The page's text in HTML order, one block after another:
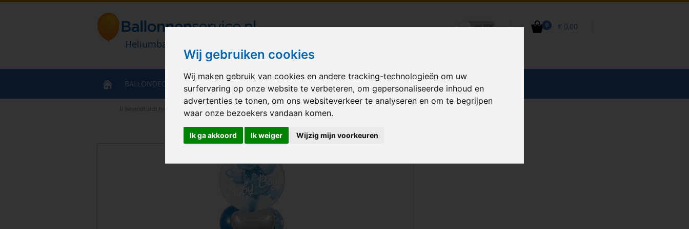
Wij gebruiken cookies
Wij maken gebruik van cookies en andere tracking-technologieën om uw
surfervaring op onze website te verbeteren, om gepersonaliseerde inhoud en
advertenties te tonen, om ons websiteverkeer te analyseren en om te begrijpen
waar onze bezoekers vandaan komen.
Ik ga akkoord Ik weiger Wijzig mijn voorkeuren
0 € 0,00
Heliumballonnen en ballondecoraties bezorgd in heel Nederland
U bevindt zich hier Ballonboeket Baby Boy Double Bubble
BALLONDECORATIES HELIUM BALLONNEN GELEGENHEID VERHUUR BEDRUKKEN ACCESSOIRES